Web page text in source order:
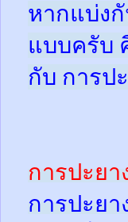
หากแบ่ง
แบบครับ
กับ การป
การปะย
การปะย